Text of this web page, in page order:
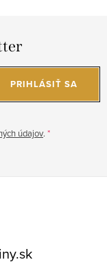
údajov.
PRIHLÁSIŤ SA